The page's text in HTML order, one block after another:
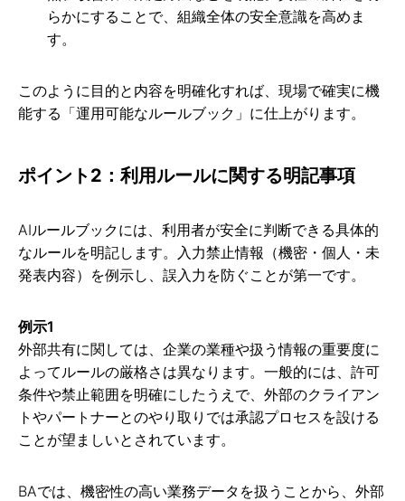
らかにすることで、組織全体の安全意識を高めま
す。
このように目的と内容を明確化すれば、現場で確実に機
能する「運用可能なルールブック」に仕上がります。
ポイント2：利用ルールに関する明記事項
AIルールブックには、利用者が安全に判断できる具体的
なルールを明記します。入力禁止情報（機密・個人・未
発表内容）を例示し、誤入力を防ぐことが第一です。
例示1
外部共有に関しては、企業の業種や扱う情報の重要度に
よってルールの厳格さは異なります。一般的には、許可
条件や禁止範囲を明確にしたうえで、外部のクライアン
トやパートナーとのやり取りでは承認プロセスを設ける
ことが望ましいとされています。
BAでは、機密性の高い業務データを扱うことから、外部